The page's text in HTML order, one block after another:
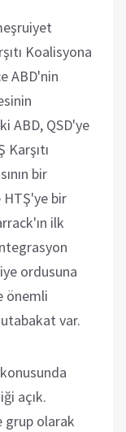
Koalisyona
ABD'nin
ABD, QSD'ye
bir
HTŞ'ye bir
ilk
ordusuna
önemli
var.
açık.
grup olarak